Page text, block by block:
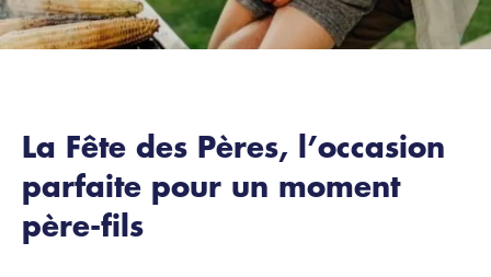
La Fête des Pères, l’occasion
parfaite pour un moment
père-fils